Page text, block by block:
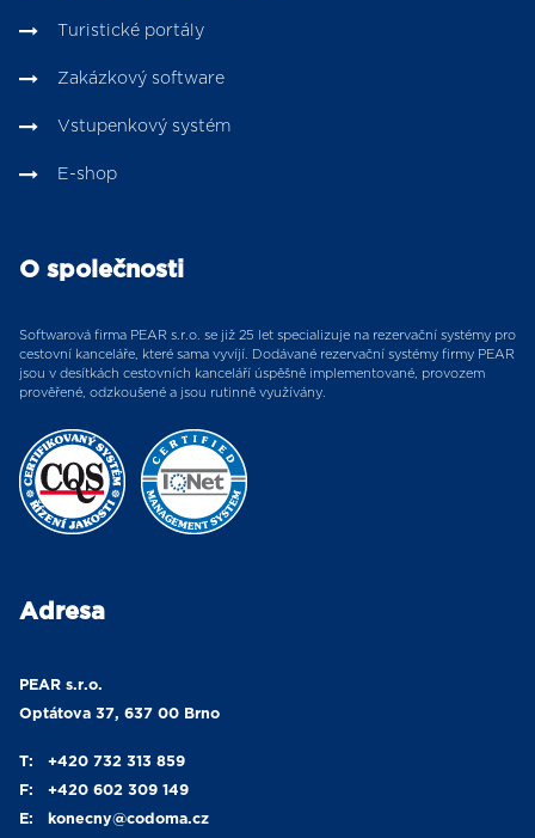
Turistické portály
Zakázkový software
Vstupenkový systém
E-shop
O společnosti
Softwarová firma PEAR s.r.o. se již 25 let specializuje na rezervační systémy pro
cestovní kanceláře, které sama vyvíjí. Dodávané rezervační systémy firmy PEAR
jsou v desítkách cestovních kanceláří úspěšně implementované, provozem
prověřené, odzkoušené a jsou rutinně využívány.
Adresa
PEAR s.r.o.
Optátova 37, 637 00 Brno
T:
+420 732 313 859
F:
+420 602 309 149
E:
konecny@codoma.cz